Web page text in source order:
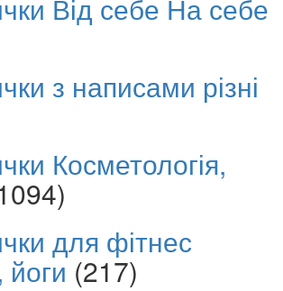
Від себе На себе
з написами різні
Косметологія,
для фітнес
йоги (217)